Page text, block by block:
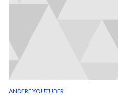
ANDERE YOUTUBER